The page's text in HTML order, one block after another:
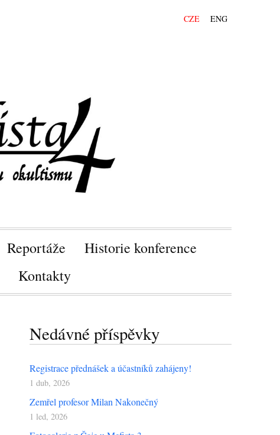
Reportáže
Historie konference
Kontakty
CZE ENG
Nedávné příspěvky
Registrace přednášek a účastníků zahájeny!
1 dub, 2026
Zemřel profesor Milan Nakonečný
1 led, 2026